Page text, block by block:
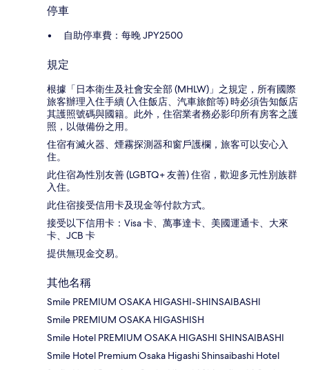
停車
自助停車費：每晚 JPY2500
規定
根據「日本衛生及社會安全部 (MHLW)」之規定，所有國際
旅客辦理入住手續 (入住飯店、汽車旅館等) 時必須告知飯店
其護照號碼與國籍。此外，住宿業者務必影印所有房客之護
照，以做備份之用。
住宿有滅火器、煙霧探測器和窗戶護欄，旅客可以安心入
住。
此住宿為性別友善 (LGBTQ+ 友善) 住宿，歡迎多元性別族群
入住。
此住宿接受信用卡及現金等付款方式。
接受以下信用卡：Visa 卡、萬事達卡、美國運通卡、大來
卡、JCB 卡
提供無現金交易。
其他名稱
Smile PREMIUM OSAKA HIGASHI-SHINSAIBASHI
Smile PREMIUM OSAKA HIGASHISH
Smile Hotel PREMIUM OSAKA HIGASHI SHINSAIBASHI
Smile Hotel Premium Osaka Higashi Shinsaibashi Hotel